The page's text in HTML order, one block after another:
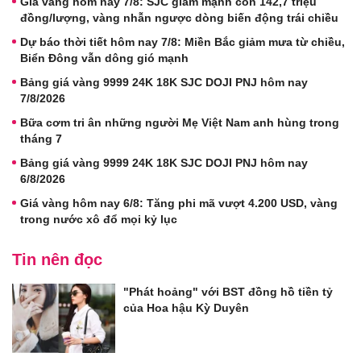
đồng/lượng, vàng nhẫn ngược dòng biến động trái chiều
Dự báo thời tiết hôm nay 7/8: Miền Bắc giảm mưa từ chiều,
Biển Đông vẫn dông gió mạnh
Bảng giá vàng 9999 24K 18K SJC DOJI PNJ hôm nay
7/8/2026
Bữa cơm tri ân những người Mẹ Việt Nam anh hùng trong
tháng 7
Bảng giá vàng 9999 24K 18K SJC DOJI PNJ hôm nay
6/8/2026
Giá vàng hôm nay 6/8: Tăng phi mã vượt 4.200 USD, vàng
trong nước xô đổ mọi kỷ lục
Tin nên đọc
"Phát hoảng" với BST đồng hồ tiền tỷ
của Hoa hậu Kỳ Duyên